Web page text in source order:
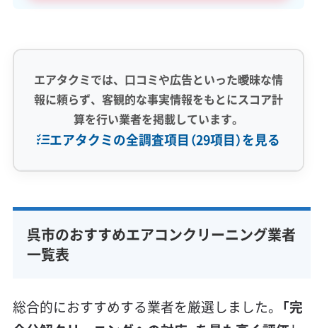
エアタクミでは、口コミや広告といった曖昧な情
報に頼らず、客観的な事実情報をもとにスコア計
算を行い業者を掲載しています。
エアタクミの全調査項目（29項目）を見る
完全分解洗浄 部分クリーニング
実績10年以上
資格保有スタッフ
保証付き アフターフォロー
女性スタッフ在籍
呉市のおすすめエアコンクリーニング業者
一覧表
総合的におすすめする業者を厳選しました。 「完